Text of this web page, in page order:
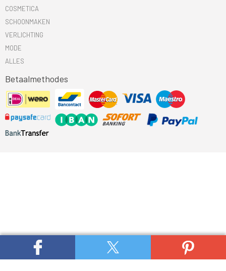
COSMETICA
SCHOONMAKEN
VERLICHTING
MODE
ALLES
Betaalmethodes